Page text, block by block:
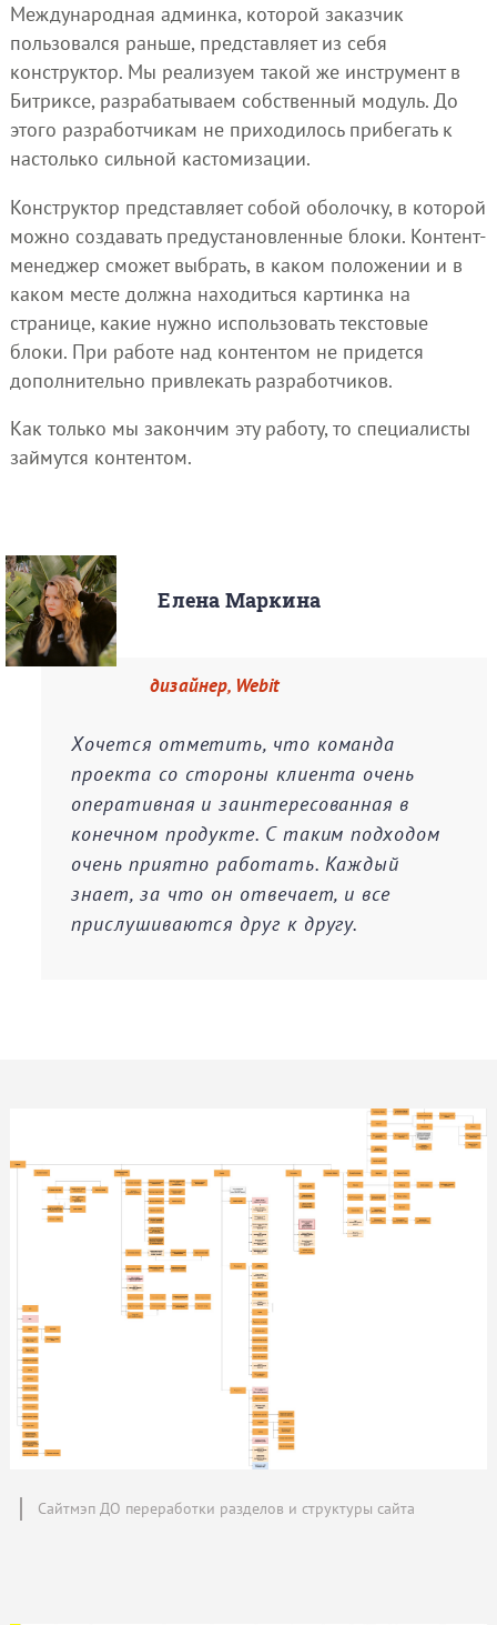
Международная админка, которой заказчик
пользовался раньше, представляет из себя
конструктор. Мы реализуем такой же инструмент в
Битриксе, разрабатываем собственный модуль. До
этого разработчикам не приходилось прибегать к
настолько сильной кастомизации.
Конструктор представляет собой оболочку, в которой
можно создавать предустановленные блоки. Контент-
менеджер сможет выбрать, в каком положении и в
каком месте должна находиться картинка на
странице, какие нужно использовать текстовые
блоки. При работе над контентом не придется
дополнительно привлекать разработчиков.
Как только мы закончим эту работу, то специалисты
займутся контентом.
Елена Маркина
дизайнер, Webit
Хочется отметить, что команда
проекта со стороны клиента очень
оперативная и заинтересованная в
конечном продукте. С таким подходом
очень приятно работать. Каждый
знает, за что он отвечает, и все
прислушиваются друг к другу.
Сайтмэп ДО переработки разделов и структуры сайта